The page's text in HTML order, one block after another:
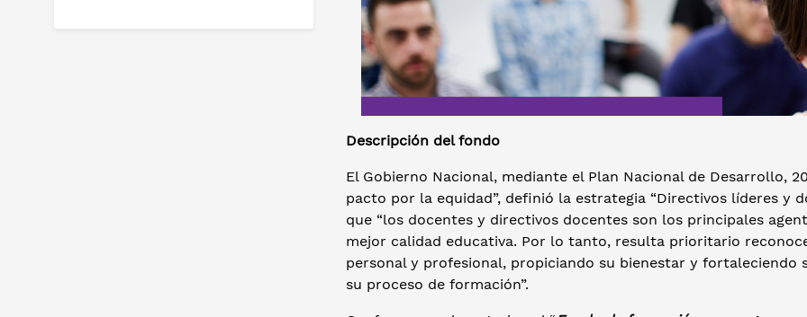
Descripción del fondo
El Gobierno Nacional, mediante el Plan Nacional de Desarrollo,
pacto por la equidad”, definió la estrategia “Directivos líderes y
que “los docentes y directivos docentes son los principales
mejor calidad educativa. Por lo tanto, resulta prioritario
personal y profesional, propiciando su bienestar y fortaleciendo
su proceso de formación”.